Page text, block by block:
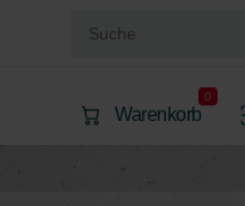
Warenkorb
0